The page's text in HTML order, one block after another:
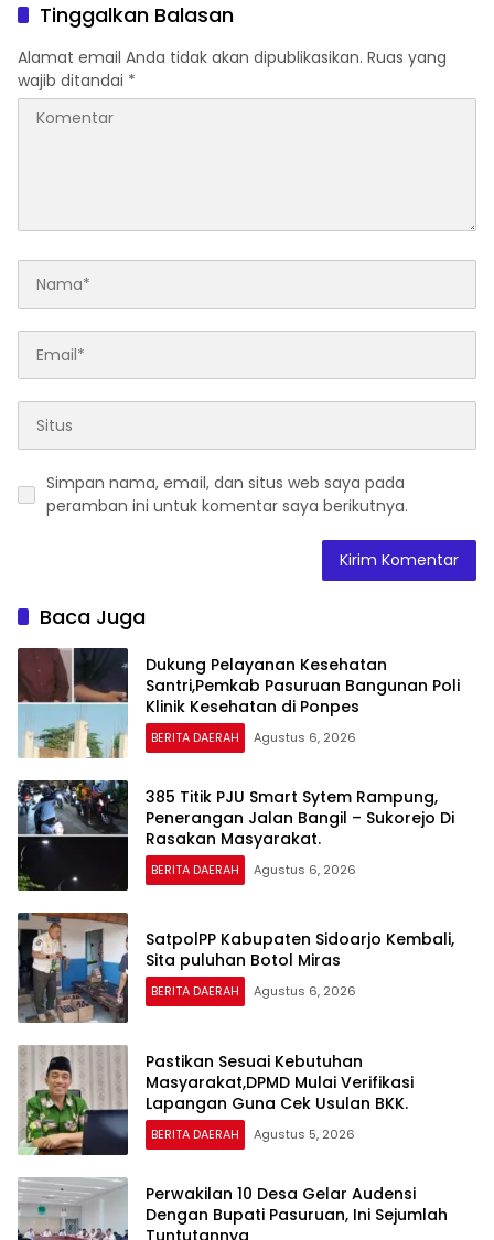
Tinggalkan Balasan
Alamat email Anda tidak akan dipublikasikan. Ruas yang
wajib ditandai *
Simpan nama, email, dan situs web saya pada
peramban ini untuk komentar saya berikutnya.
Baca Juga
Dukung Pelayanan Kesehatan
Santri,Pemkab Pasuruan Bangunan Poli
Klinik Kesehatan di Ponpes
BERITA DAERAH Agustus 6, 2026
385 Titik PJU Smart Sytem Rampung,
Penerangan Jalan Bangil – Sukorejo Di
Rasakan Masyarakat.
BERITA DAERAH Agustus 6, 2026
SatpolPP Kabupaten Sidoarjo Kembali,
Sita puluhan Botol Miras
BERITA DAERAH Agustus 6, 2026
Pastikan Sesuai Kebutuhan
Masyarakat,DPMD Mulai Verifikasi
Lapangan Guna Cek Usulan BKK.
BERITA DAERAH Agustus 5, 2026
Perwakilan 10 Desa Gelar Audensi
Dengan Bupati Pasuruan, Ini Sejumlah
Tuntutannya